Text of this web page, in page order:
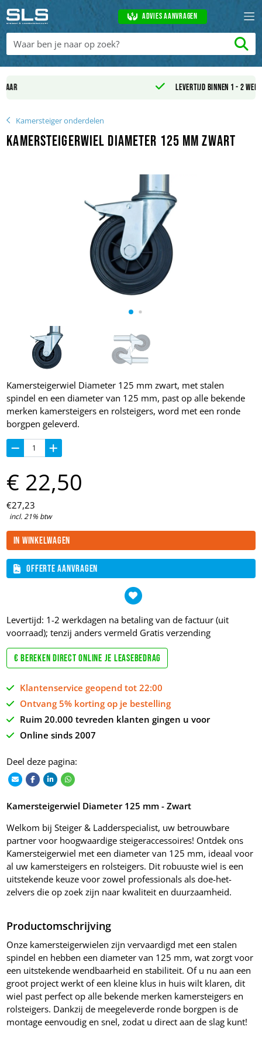
Advies aanvragen
Levertijd binnen 1 - 2 werkdagen
Kamersteiger onderdelen
Kamersteigerwiel Diameter 125 mm zwart
Kamersteigerwiel Diameter 125 mm zwart, met stalen
spindel en een diameter van 125 mm, past op alle bekende
merken kamersteigers en rolsteigers, word met een ronde
borgpen geleverd.
€27,23
incl. 21% btw
€ 22,50
In winkelwagen
Offerte aanvragen
Levertijd: 1-2 werkdagen na betaling van de factuur (uit
voorraad); tenzij anders vermeld Gratis verzending
€ Bereken direct online je leasebedrag
Klantenservice geopend tot 22:00
Ontvang 5% korting op je bestelling
Ruim 20.000 tevreden klanten gingen u voor
Online sinds 2007
Deel deze pagina:
Kamersteigerwiel Diameter 125 mm - Zwart
Welkom bij Steiger & Ladderspecialist, uw betrouwbare
partner voor hoogwaardige steigeraccessoires! Ontdek ons
Kamersteigerwiel met een diameter van 125 mm, ideaal voor
al uw kamersteigers en rolsteigers. Dit robuuste wiel is een
uitstekende keuze voor zowel professionals als doe-het-
zelvers die op zoek zijn naar kwaliteit en duurzaamheid.
Productomschrijving
Onze kamersteigerwielen zijn vervaardigd met een stalen
spindel en hebben een diameter van 125 mm, wat zorgt voor
een uitstekende wendbaarheid en stabiliteit. Of u nu aan een
groot project werkt of een kleine klus in huis wilt klaren, dit
wiel past perfect op alle bekende merken kamersteigers en
rolsteigers. Dankzij de meegeleverde ronde borgpen is de
montage eenvoudig en snel, zodat u direct aan de slag kunt!